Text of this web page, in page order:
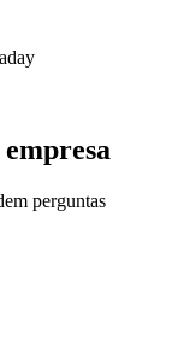
perguntas